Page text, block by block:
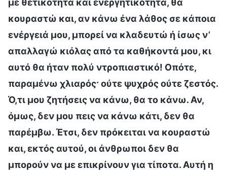
κουραστώ και, αν κάνω ένα λάθος σε κάποια
ενέργειά μου, μπορεί να κλαδευτώ ή ίσως ν’
απαλλαγώ κιόλας από τα καθήκοντά μου, κι
αυτό θα ήταν πολύ ντροπιαστικό! Οπότε,
παραμένω χλιαρός· ούτε ψυχρός ούτε ζεστός.
Ό,τι μου ζητήσεις να κάνω, θα το κάνω. Αν,
όμως, δεν μου πεις να κάνω κάτι, δεν θα
παρέμβω. Έτσι, δεν πρόκειται να κουραστώ
και, εκτός αυτού, οι άνθρωποι δεν θα
μπορούν να με επικρίνουν για τίποτα. Αυτή η